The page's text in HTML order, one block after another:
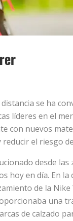
se ha
líderes en el
con nuevos
el riesgo
desde
hoy en día. En la
de la
una
de calzado